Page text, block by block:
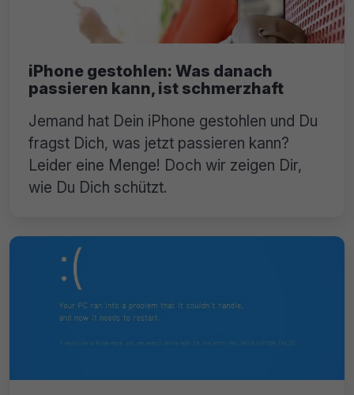
iPhone gestohlen: Was danach
passieren kann, ist schmerzhaft
Jemand hat Dein iPhone gestohlen und Du
fragst Dich, was jetzt passieren kann?
Leider eine Menge! Doch wir zeigen Dir,
wie Du Dich schützt.